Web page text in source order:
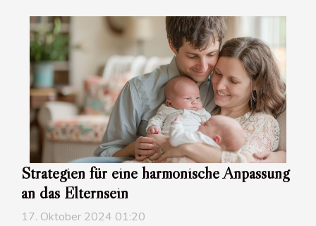
Strategien für eine harmonische Anpassung
an das Elternsein
17. Oktober 2024 01:20